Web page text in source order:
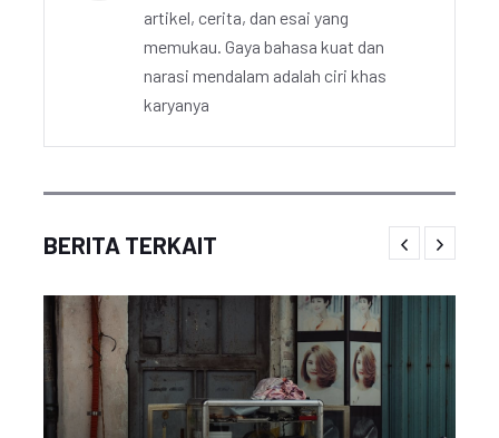
artikel, cerita, dan esai yang
memukau. Gaya bahasa kuat dan
narasi mendalam adalah ciri khas
karyanya
BERITA TERKAIT